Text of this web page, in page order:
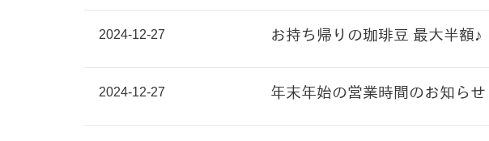
2024-12-27 お持ち帰りの珈琲豆 最大半額♪
2024-12-27 年末年始の営業時間のお知らせ